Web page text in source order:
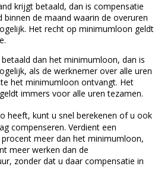
krijgt betaald, dan is compensatie
de maand waarin de overuren
Het recht op minimumloon geldt
dan het minimumloon, dan is
als de werknemer over alle uren
het minimumloon ontvangt. Het
immers voor alle uren tezamen.
heeft, kunt u snel berekenen of u ook
compenseren. Verdient een
meer dan het minimumloon,
meer werken dan de
zonder dat u daar compensatie in